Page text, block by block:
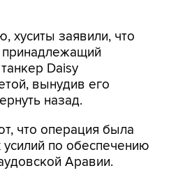
хуситы заявили, что
Daisy
вынудив его
назад.
что операция была
по обеспечению
Аравии.